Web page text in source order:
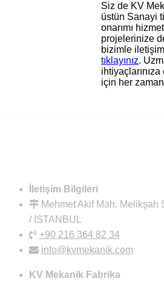
Siz de KV
üstün Sanayi
onarımı
projelerinize
bizimle
tıklayınız.
için her zaman
İletişim Bilgileri
Mehmet Akif Mah. Melikşah
/ İSTANBUL
+90 216 364 82 34
info@kvmekanik.com
KV Mekanik Fabrika